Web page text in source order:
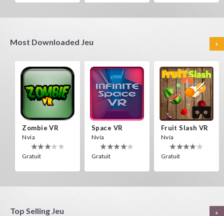
+
Most Downloaded Jeu
Zombie VR
Nvía
Gratuit
Space VR
Nvía
Gratuit
Fruit Slash VR
Nvía
Gratuit
+
Top Selling Jeu